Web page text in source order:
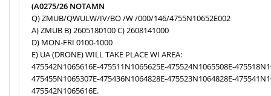
(A0275/26 NOTAMN
Q) ZMUB/QWULW/IV/BO /W /000/146/4755N10652E002
A) ZMUB B) 2605180100 C) 2608141000
D) MON-FRI 0100-1000
E) UA (DRONE) WILL TAKE PLACE WI AREA:
475542N1065616E-475511N1065625E-475524N1065508E-
475455N1065307E-475436N1064828E-475523N1064828E-
475542N1065616E.